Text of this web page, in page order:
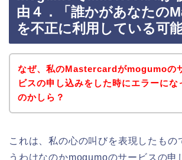
由４．「誰かがあなたの
を不正に利用している可能
なぜ、私のMastercardがmogumoの
ビスの申し込みをした時にエラーにな
のかしら？
これは、私の心の叫びを表現したもの
うわけなのかmogumoのサービスの申